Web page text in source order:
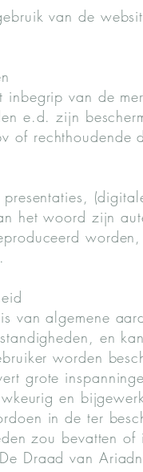
van de
inbegrip van de
e.d. zijn
of rechthoudende
presentaties,
het woord zijn
van algemene
en
worden
grote
en
in de ter
zou bevatten
Draad van